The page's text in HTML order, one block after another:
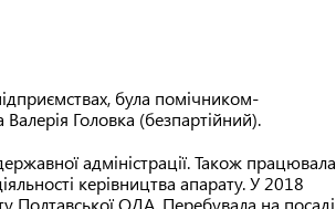
була помічником-
Головка (безпартійний).
адміністрації. Також працювала
керівництва апарату. У 2018
Полтавської ОДА. Перебувала на посаді